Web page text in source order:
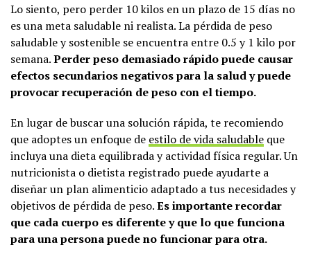
Lo siento, pero perder 10 kilos en un plazo de 15 días no
es una meta saludable ni realista. La pérdida de peso
saludable y sostenible se encuentra entre 0.5 y 1 kilo por
semana.Perder peso demasiado rápido puede causar
efectos secundarios negativos para la salud y puede
provocar recuperación de peso con el tiempo.
En lugar de buscar una solución rápida, te recomiendo
que adoptes un enfoque de estilo de vida saludable que
incluya una dieta equilibrada y actividad física regular. Un
nutricionista o dietista registrado puede ayudarte a
diseñar un plan alimenticio adaptado a tus necesidades y
objetivos de pérdida de peso.Es importante recordar
que cada cuerpo es diferente y que lo que funciona
para una persona puede no funcionar para otra.